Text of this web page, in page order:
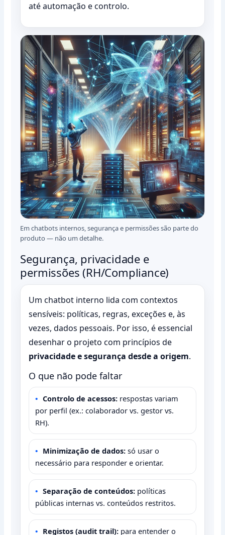
até automação e controlo.
Em chatbots internos, segurança e permissões são parte do
produto — não um detalhe.
Segurança, privacidade e
permissões (RH/Compliance)
Um chatbot interno lida com contextos
sensíveis: políticas, regras, exceções e, às
vezes, dados pessoais. Por isso, é essencial
desenhar o projeto com princípios de
privacidade e segurança desde a origem.
O que não pode faltar
Controlo de acessos: respostas variam
por perfil (ex.: colaborador vs. gestor vs.
RH).
Minimização de dados: só usar o
necessário para responder e orientar.
Separação de conteúdos: políticas
públicas internas vs. conteúdos restritos.
Registos (audit trail): para entender o